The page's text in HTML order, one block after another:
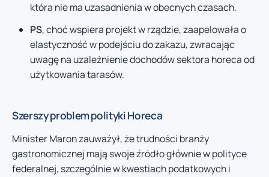
która nie ma uzasadnienia w obecnych czasach.
PS, choć wspiera projekt w rządzie, zaapelowała o
elastyczność w podejściu do zakazu, zwracając
uwagę na uzależnienie dochodów sektora horeca od
użytkowania tarasów.
Szerszy problem polityki Horeca
Minister Maron zauważył, że trudności branży
gastronomicznej mają swoje źródło głównie w polityce
federalnej, szczególnie w kwestiach podatkowych i